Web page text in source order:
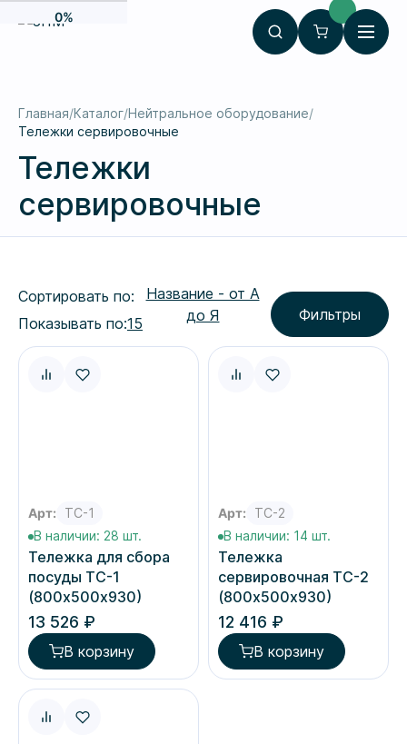
0%
Главная Каталог Нейтральное оборудование
Тележки сервировочные
Тележки
сервировочные
Сортировать по:
Название - от А
до Я
Показывать по:15 Фильтры
Арт:
ТС-1
В наличии: 28 шт.
Тележка для сбора
посуды ТС-1
(800х500х930)
13 526 ₽
В корзину
Арт:
ТС-2
В наличии: 14 шт.
Тележка
сервировочная ТС-2
(800х500х930)
12 416 ₽
В корзину